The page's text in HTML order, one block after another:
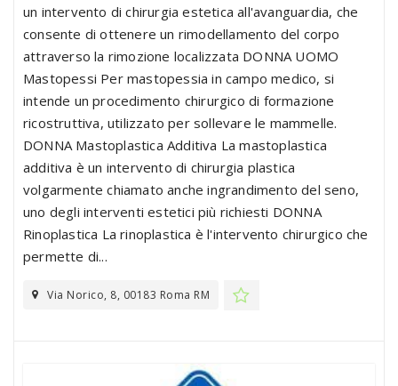
un intervento di chirurgia estetica all'avanguardia, che
consente di ottenere un rimodellamento del corpo
attraverso la rimozione localizzata DONNA UOMO
Mastopessi Per mastopessia in campo medico, si
intende un procedimento chirurgico di formazione
ricostruttiva, utilizzato per sollevare le mammelle.
DONNA Mastoplastica Additiva La mastoplastica
additiva è un intervento di chirurgia plastica
volgarmente chiamato anche ingrandimento del seno,
uno degli interventi estetici più richiesti DONNA
Rinoplastica La rinoplastica è l'intervento chirurgico che
permette di...
Via Norico, 8, 00183 Roma RM